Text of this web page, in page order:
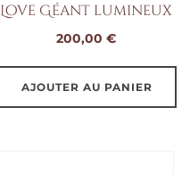
Love Géant lumineux
200,00 €
AJOUTER AU PANIER